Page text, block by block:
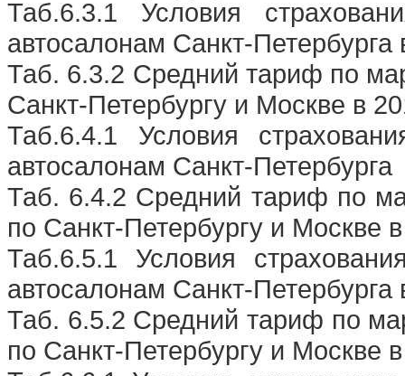
Таб.6.3.1 Условия
автосалонам Санкт-Петербурга
Таб. 6.3.2 Средний тариф по
Санкт-Петербургу и Москве в
Таб.6.4.1 Условия
автосалонам Санкт-Петербурга
Таб. 6.4.2 Средний тариф по
по Санкт-Петербургу и Москве
Таб.6.5.1 Условия
автосалонам Санкт-Петербурга
Таб. 6.5.2 Средний тариф по
по Санкт-Петербургу и Москве